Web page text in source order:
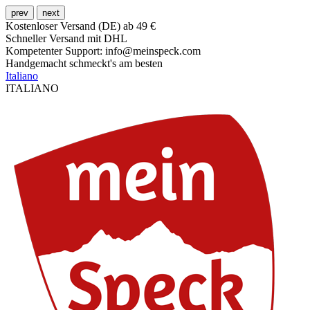
prev next
Kostenloser Versand (DE) ab 49 €
Schneller Versand mit DHL
Kompetenter Support: info@meinspeck.com
Handgemacht schmeckt's am besten
Italiano
ITALIANO